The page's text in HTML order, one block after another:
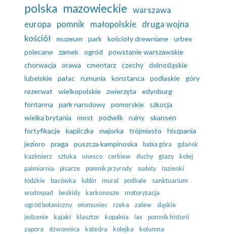
polska mazowieckie warszawa
europa
pomnik małopolskie druga wojna
kościół
muzeum park kościoły drewniane
urbex
polecane
zamek ogród
powstanie warszawskie
chorwacja
orawa cmentarz czechy
dolnośląskie
lubelskie
pałac rumunia konstanca podlaskie
góry
rezerwat
wielkopolskie zwierzęta
edynburg
fontanna
park narodowy pomorskie
szkocja
wielka brytania
most podwilk ruiny
skansen
fortyfikacje
kapliczka majorka trójmiasto
hiszpania
jezioro
praga puszcza kampinoska babia góra
gdańsk
kazimierz
sztuka unesco cerkiew duchy głazy
kolej
palmiarnia
pisarze pomnik przyrody sudety
łazienki
łódzkie
bacówka lublin mural podhale
sanktuarium
wodospad
beskidy karkonosze
motoryzacja
ogród botaniczny
ołomuniec rzeka zalew
śląskie
jedzenie
kajaki klasztor kopalnia las
pomnik historii
zapora
dzwonnica katedra kolejka
kolumna